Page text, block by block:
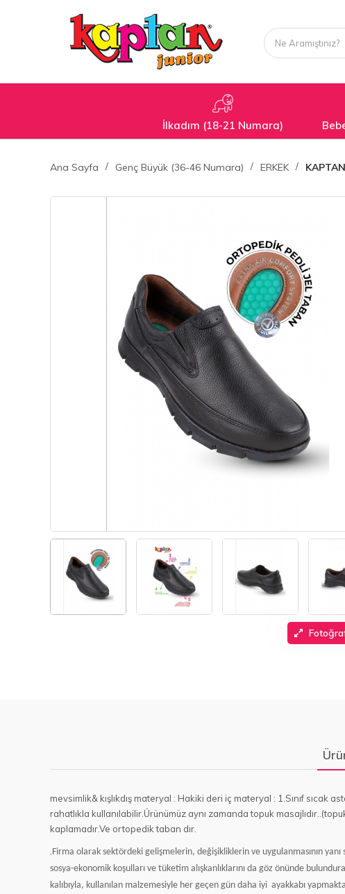
İlkadım (18-21 Numara)
Ana Sayfa Genç Büyük (36-46 Numara) ERKEK
mevsimlik& kışlıkdış materyal : Hakiki deri iç materyal : 1.Sınıf
rahatlıkla kullanılabilir.Ürünümüz aynı zamanda topuk
kaplamadır.Ve ortopedik taban dır.
.Firma olarak sektördeki gelişmelerin, değişikliklerin ve uygulanmasının
sosya-ekonomik koşulları ve tüketim alışkanlıklarını da göz önünde
kalıbıyla, kullanılan malzemesiyle her geçen gün daha iyi ayakkabı